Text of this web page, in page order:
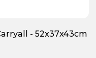
- 52x37x43cm